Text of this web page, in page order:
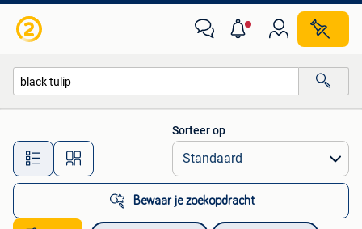
Alle afstanden…
Sorteer op
Bewaar je zoekopdracht